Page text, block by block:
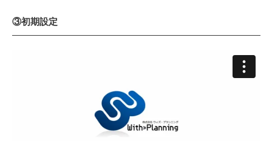
③初期設定